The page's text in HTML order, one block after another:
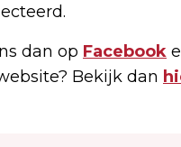
dan op Facebook
Bekijk dan